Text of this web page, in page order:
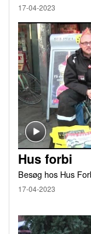
17-04-2023
Hus forbi
Besøg hos Hus
17-04-2023